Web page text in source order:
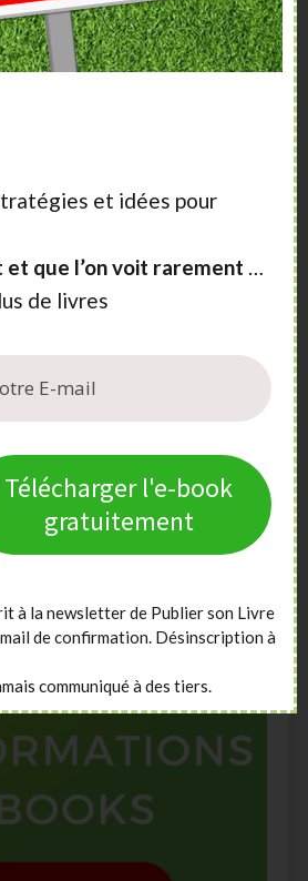
plus de livres ?
un livre ?
et idées pour
que l’on voit rarement …
de livres
Télécharger l'e-book
gratuitement
à la newsletter de Publier son Livre
de confirmation. Désinscription à
communiqué à des tiers.